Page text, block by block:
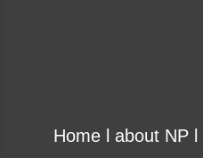
Homel about NPl